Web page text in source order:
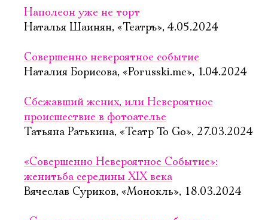
Наполеон уже не торт
Наталья Шаинян, «Театръ», 4.05.2024
Совершенно невероятное событие
Наталия Борисова, «Porusski.me», 1.04.2024
Сбежавший жених, или Невероятное
происшествие в фотоателье
Татьяна Ратькина, «Театр To Go», 27.03.2024
«Совершенно Невероятное Событие»:
женитьба середины XIX века
Вячеслав Суриков, «Монокль», 18.03.2024